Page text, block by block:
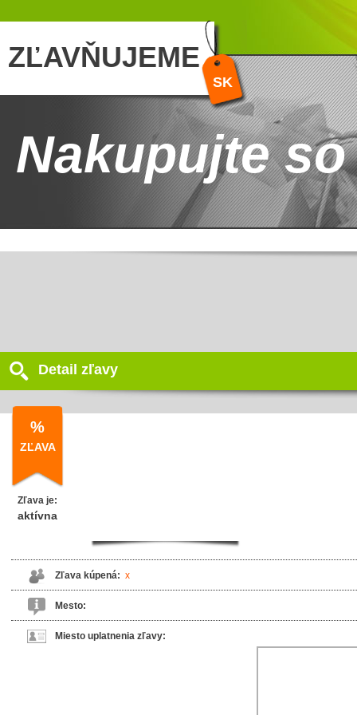
ZĽAVŇUJEME
SK
Nakupujte
Detail zľavy
%
ZĽAVA
Zľava je:
aktívna
Zľava kúpená: x
Mesto:
Miesto uplatnenia zľavy: